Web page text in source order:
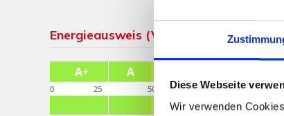
Diese Webseite
Wir verwenden
Energieausweis (Verbrauchsausweis)